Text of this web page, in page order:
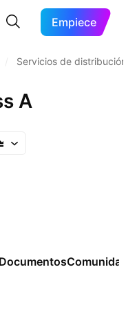
Empiece
Servicios de distribución
A
Documentos